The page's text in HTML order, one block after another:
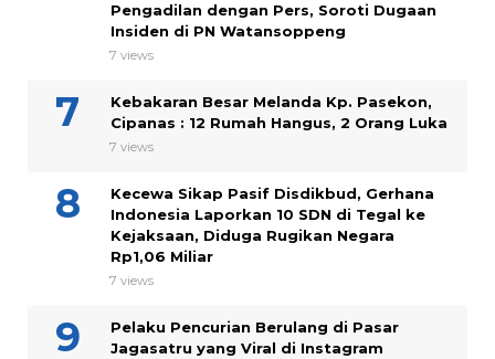
Pengadilan dengan Pers, Soroti Dugaan
Insiden di PN Watansoppeng
7 views
Kebakaran Besar Melanda Kp. Pasekon,
Cipanas : 12 Rumah Hangus, 2 Orang Luka
7 views
Kecewa Sikap Pasif Disdikbud, Gerhana
Indonesia Laporkan 10 SDN di Tegal ke
Kejaksaan, Diduga Rugikan Negara
Rp1,06 Miliar
7 views
Pelaku Pencurian Berulang di Pasar
Jagasatru yang Viral di Instagram